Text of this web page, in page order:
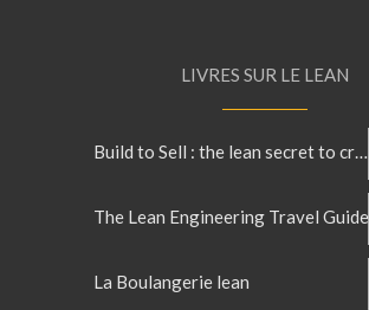
LIVRES SUR LE LEAN
The Lean Engineering Travel Guide
La Boulangerie lean